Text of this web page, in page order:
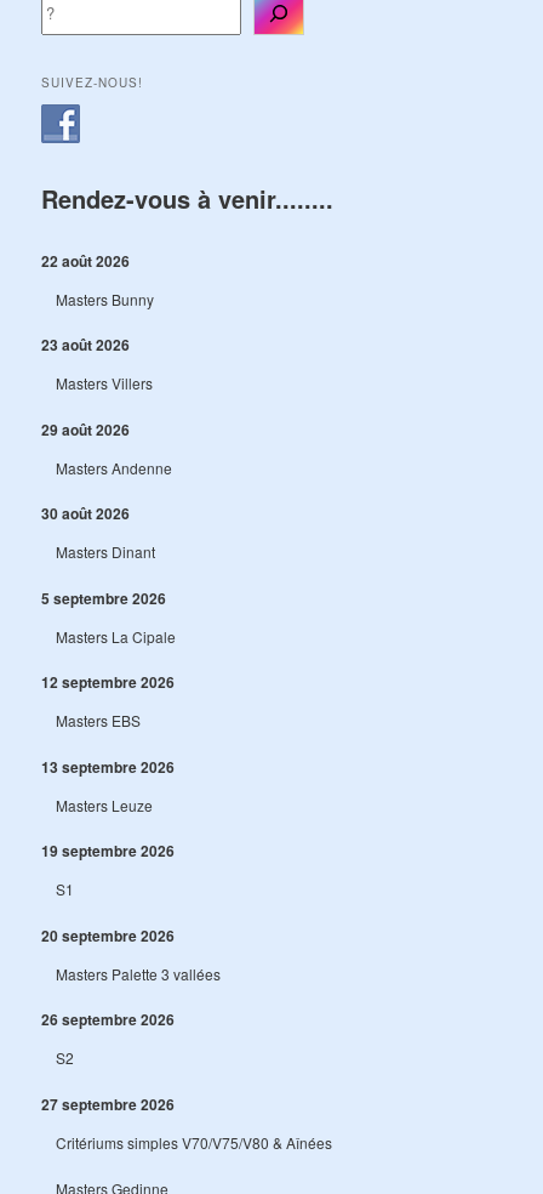
SUIVEZ-NOUS!
Rendez-vous à venir........
22 août 2026
Masters Bunny
23 août 2026
Masters Villers
29 août 2026
Masters Andenne
30 août 2026
Masters Dinant
5 septembre 2026
Masters La Cipale
12 septembre 2026
Masters EBS
13 septembre 2026
Masters Leuze
19 septembre 2026
S1
20 septembre 2026
Masters Palette 3 vallées
26 septembre 2026
S2
27 septembre 2026
Critériums simples V70/V75/V80 & Aînées
Masters Gedinne